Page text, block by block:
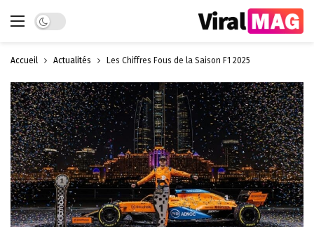
Dark mode
Accueil Actualités Les Chiffres Fous de la Saison F1 2025